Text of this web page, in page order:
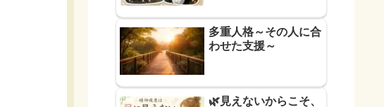
多重人格～その人に合
わせた支援～
🌿見えないからこそ、